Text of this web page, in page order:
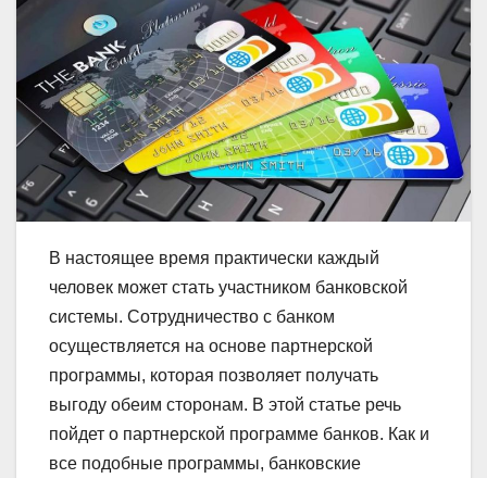
В настоящее время практически каждый
человек может стать участником банковской
системы. Сотрудничество с банком
осуществляется на основе партнерской
программы, которая позволяет получать
выгоду обеим сторонам. В этой статье речь
пойдет о партнерской программе банков. Как и
все подобные программы, банковские